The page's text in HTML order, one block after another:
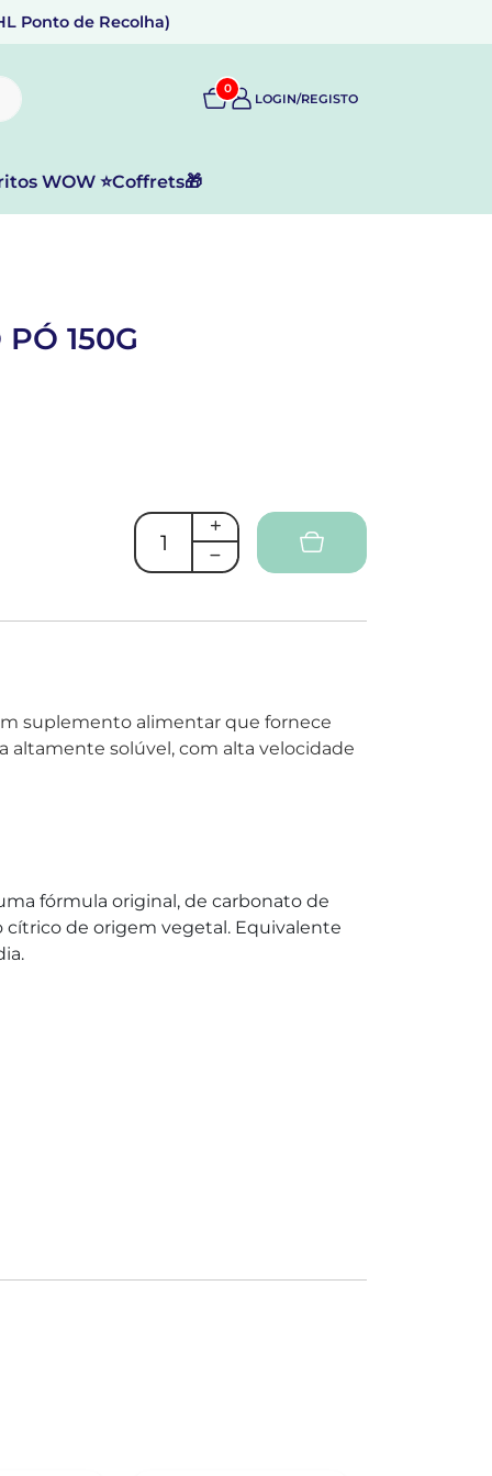
Ponto de Recolha)
0
LOGIN/REGISTO
WOW ⭐Coffrets🎁
150G
suplemento alimentar que fornece
altamente solúvel, com alta velocidade
fórmula original, de carbonato de
de origem vegetal. Equivalente